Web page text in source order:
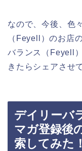
なので、今後、色
（Feyell）のお店
バランス（Feyell
きたらシェアさせ
デイリーバ
マガ登録後
索してみた！